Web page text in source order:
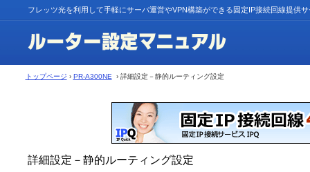
フレッツ光を利用して手軽にサーバ運営やVPN構築ができる固定IP接続回線提供
トップページ › PR-A300NE › 詳細設定－静的ルーティング設定
詳細設定－静的ルーティング設定